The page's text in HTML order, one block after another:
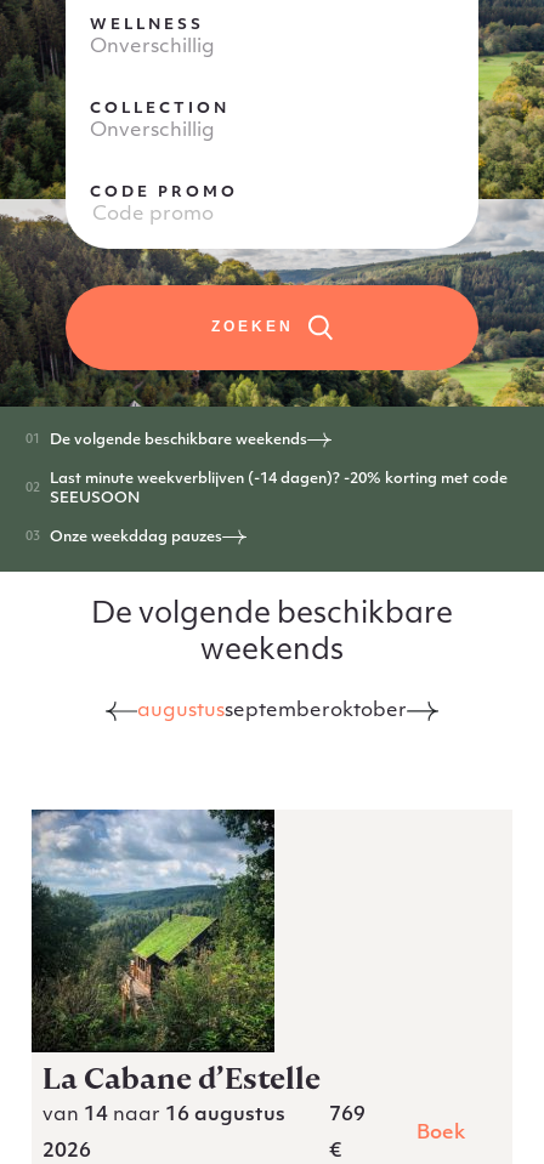
WELLNESS
Onverschillig
COLLECTION
Onverschillig
CODE PROMO
ZOEKEN
De volgende beschikbare weekends
Last minute weekverblijven (-14 dagen)? -20% korting met code
SEEUSOON
Onze weekddag pauzes
De volgende beschikbare
weekends
augustusseptemberoktober
La Cabane d’Estelle
van 14naar 16 augustus
2026
769
€
Boek